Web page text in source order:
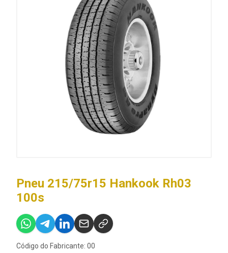
Pneu 215/75r15 Hankook Rh03
100s
Código do Fabricante: 00